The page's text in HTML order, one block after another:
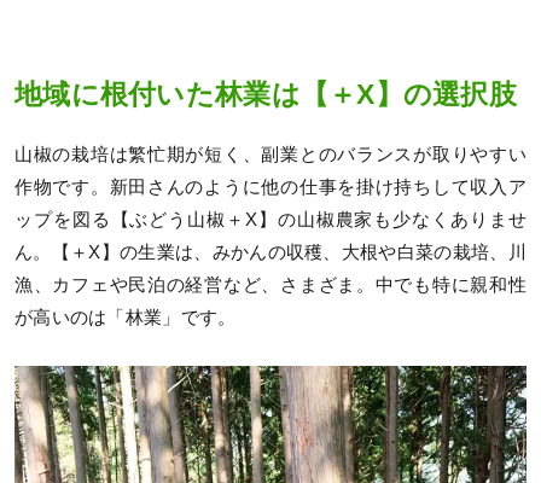
地域に根付いた林業は【＋X】の選択肢
山椒の栽培は繁忙期が短く、副業とのバランスが取りやすい
作物です。新田さんのように他の仕事を掛け持ちして収入ア
ップを図る【ぶどう山椒＋X】の山椒農家も少なくありませ
ん。【＋X】の生業は、みかんの収穫、大根や白菜の栽培、川
漁、カフェや民泊の経営など、さまざま。中でも特に親和性
が高いのは「林業」です。